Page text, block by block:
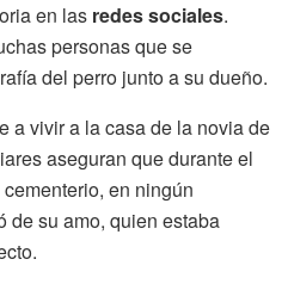
en las redes sociales.
personas que se
del perro junto a su dueño.
a vivir a la casa de la novia de
aseguran que durante el
en ningún
de su amo, quien estaba